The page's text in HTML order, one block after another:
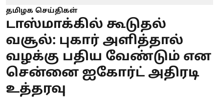
தமிழக செய்திகள்
டாஸ்மாக்கில் கூடுதல்
வசூல்: புகார் அளித்தால்
வழக்கு பதிய வேண்டும் என
சென்னை ஐகோர்ட் அதிரடி
உத்தரவு